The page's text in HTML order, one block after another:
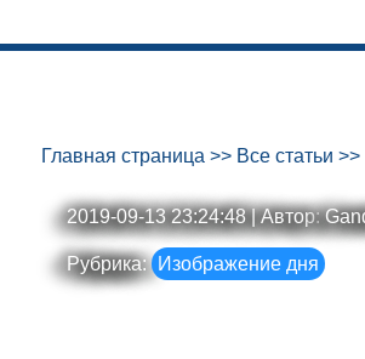
Главная страница >> Все статьи >>
2019-09-13 23:24:48 | Автор:
Рубрика: Изображение дня